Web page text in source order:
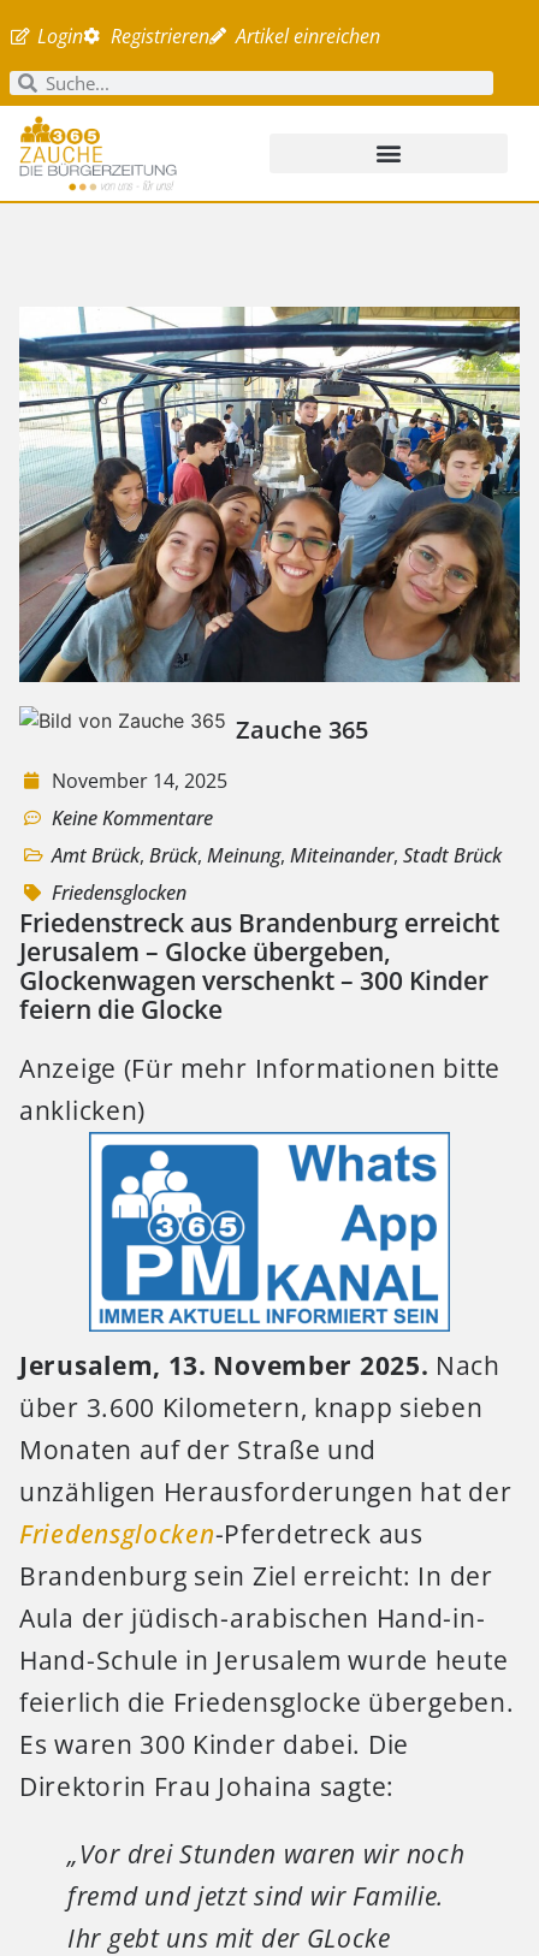
Login Registrieren Artikel einreichen
Zauche 365
November 14, 2025
Keine Kommentare
Amt Brück, Brück, Meinung, Miteinander, Stadt Brück
Friedensglocken
Friedenstreck aus Brandenburg erreicht
Jerusalem – Glocke übergeben,
Glockenwagen verschenkt – 300 Kinder
feiern die Glocke
Anzeige (Für mehr Informationen bitte
anklicken)
Jerusalem, 13. November 2025. Nach
über 3.600 Kilometern, knapp sieben
Monaten auf der Straße und
unzähligen Herausforderungen hat der
Friedensglocken-Pferdetreck aus
Brandenburg sein Ziel erreicht: In der
Aula der jüdisch-arabischen Hand-in-
Hand-Schule in Jerusalem wurde heute
feierlich die Friedensglocke übergeben.
Es waren 300 Kinder dabei. Die
Direktorin Frau Johaina sagte:
„Vor drei Stunden waren wir noch
fremd und jetzt sind wir Familie.
Ihr gebt uns mit der GLocke